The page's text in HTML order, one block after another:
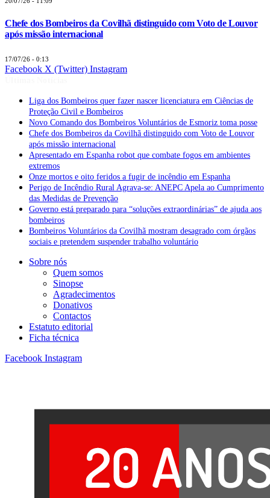
Chefe dos Bombeiros da Covilhã distinguido com Voto de Louvor
após missão internacional
17/07/26 - 0:13
Facebook X (Twitter) Instagram
Liga dos Bombeiros quer fazer nascer licenciatura em Ciências de
Proteção Civil e Bombeiros
Novo Comando dos Bombeiros Voluntários de Esmoriz toma posse
Chefe dos Bombeiros da Covilhã distinguido com Voto de Louvor
após missão internacional
Apresentado em Espanha robot que combate fogos em ambientes
extremos
Onze mortos e oito feridos a fugir de incêndio em Espanha
Perigo de Incêndio Rural Agrava-se: ANEPC Apela ao Cumprimento
das Medidas de Prevenção
Governo está preparado para “soluções extraordinárias” de ajuda aos
bombeiros
Bombeiros Voluntários da Covilhã mostram desagrado com órgãos
sociais e pretendem suspender trabalho voluntário
Sobre nós
Quem somos
Sinopse
Agradecimentos
Donativos
Contactos
Estatuto editorial
Ficha técnica
Facebook Instagram